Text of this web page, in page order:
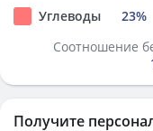
Углеводы
23%
Соотношение
Получите